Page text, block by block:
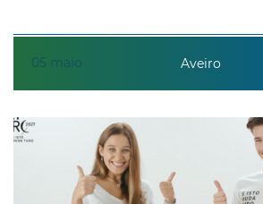
05 maio Aveiro